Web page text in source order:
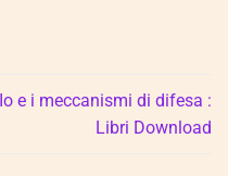
e i meccanismi di difesa :
Libri Download